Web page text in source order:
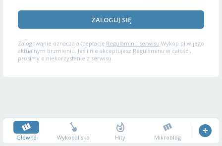
ZALOGUJ SIĘ
Zalogowanie oznacza akceptację Regulaminu serwisu Wykop.pl w jego
aktualnym brzmieniu. Jeśli nie akceptujesz Regulaminu w całości,
prosimy o niekorzystanie z serwisu.
Główna Wykopalisko Hity Mikroblog